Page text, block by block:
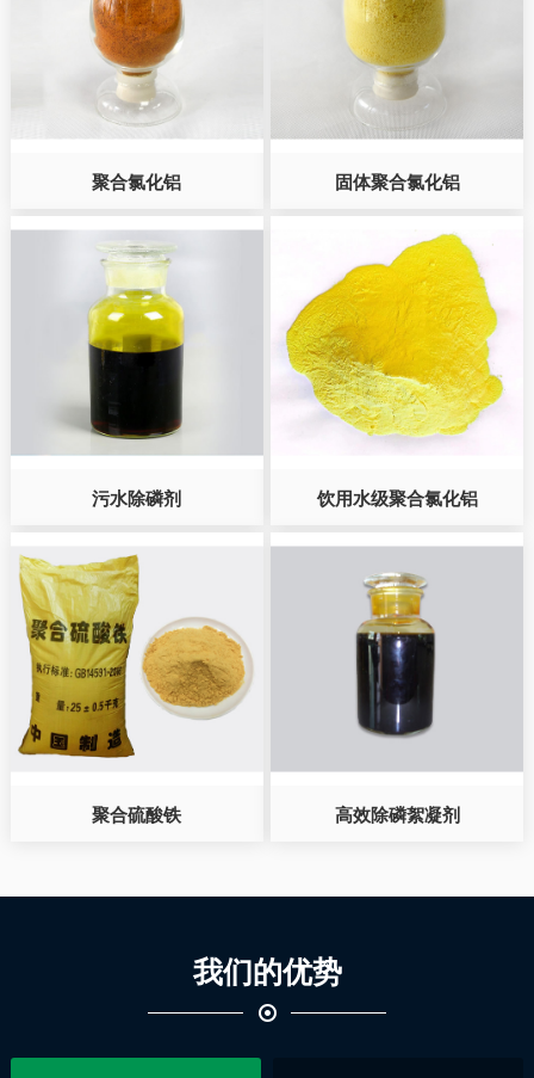
聚合氯化铝 固体聚合氯化铝
污水除磷剂 饮用水级聚合氯化铝
聚合硫酸铁 高效除磷絮凝剂
我们的优势